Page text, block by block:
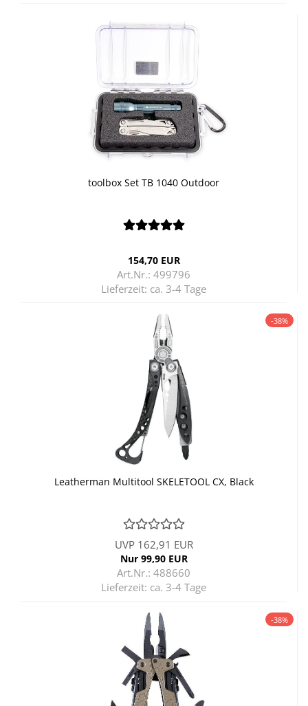
tool­box Set TB 1040 Out­door
154,70 EUR
Art.Nr.: 499796
Lieferzeit: ca. 3-4 Tage
-38%
Lea­ther­man Mul­ti­tool SKE­LE­TOOL CX, Black
UVP 162,91 EUR
Nur 99,90 EUR
Art.Nr.: 488660
Lieferzeit: ca. 3-4 Tage
-38%